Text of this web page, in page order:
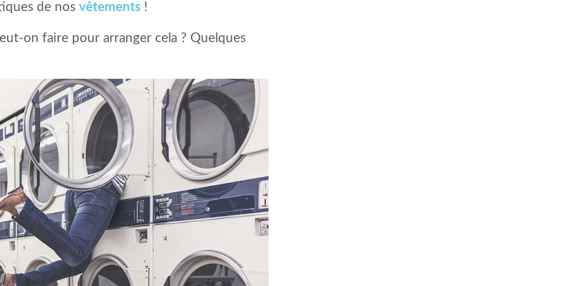
de nos vêtements !
on faire pour arranger cela ? Quelques